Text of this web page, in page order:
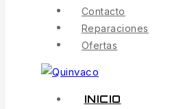
Contacto
Reparaciones
Ofertas
INICIO